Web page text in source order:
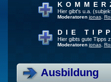
Hier gibt's u.a.
Moderatoren jonas,
DIE
Hier gibts gute Tipps
Moderatoren jonas,
Ausbildung